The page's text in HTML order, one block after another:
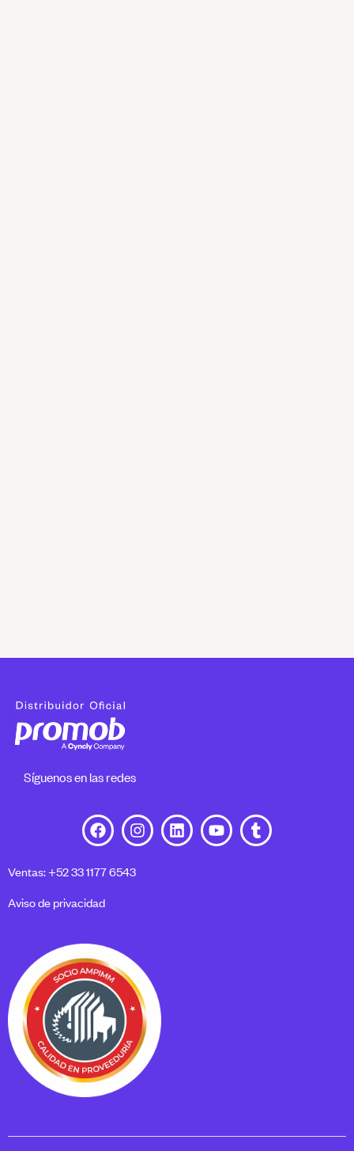
Síguenos en las redes
Ventas: +52 33 1177 6543
Aviso de privacidad